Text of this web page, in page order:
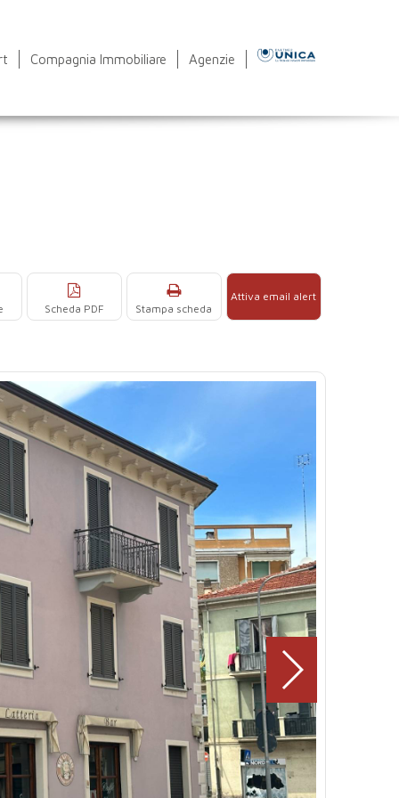
Compagnia Immobiliare Agenzie
Attiva email alert
Stampa scheda
Scheda PDF